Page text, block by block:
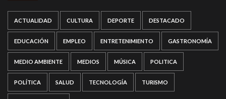
ACTUALIDAD CULTURA DEPORTE DESTACADO
EDUCACIÓN EMPLEO ENTRETENIMIENTO GASTRONOMÍA
MEDIO AMBIENTE MEDIOS MÚSICA POLITICA
POLÍTICA SALUD TECNOLOGÍA TURISMO